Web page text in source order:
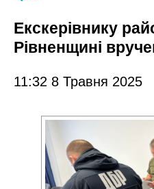
Екскерівнику
Рівненщині
11:32 8 Травня 2025